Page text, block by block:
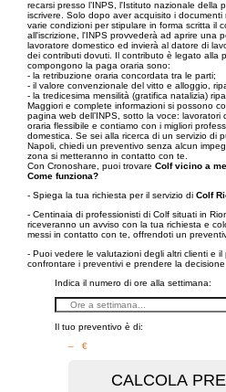
recarsi presso l’INPS, l'Istituto nazionale della
iscrivere. Solo dopo aver acquisito i
varie condizioni per stipulare in forma scritta il
all'iscrizione, l'INPS provvederà ad aprire una
lavoratore domestico ed invierà al datore di
dei contributi dovuti. Il contributo è legato alla
compongono la paga oraria sono:
- la retribuzione oraria concordata tra le parti;
- il valore convenzionale del vitto e alloggio,
- la tredicesima mensilità (gratifica natalizia)
Maggiori e complete informazioni si possono
pagina web dell’INPS, sotto la voce: lavoratori
oraria flessibile e contiamo con i migliori
domestica. Se sei alla ricerca di un servizio di
Napoli, chiedi un preventivo senza alcun
zona si metteranno in contatto con te.
Con Cronoshare, puoi trovare Colf vicino a me
Come funziona?
- Spiega la tua richiesta per il servizio di Colf
- Centinaia di professionisti di Colf situati in
riceveranno un avviso con la tua richiesta e
messi in contatto con te, offrendoti un
- Puoi vedere le valutazioni degli altri clienti e
confrontare i preventivi e prendere la decisione
Indica il numero di ore alla settimana:
Il tuo preventivo è di:
– €